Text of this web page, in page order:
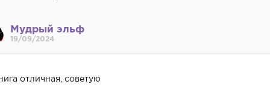
Мудрый эльф
19/09/2024
отличная, советую